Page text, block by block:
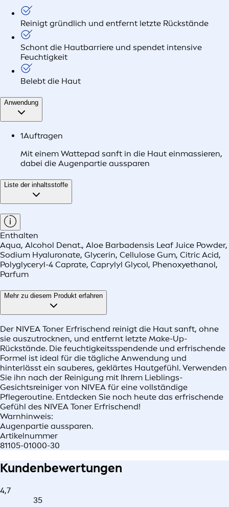
Reinigt gründlich und entfernt letzte Rückstände
Schont die Hautbarriere und spendet intensive
Feuchtigkeit
Belebt die Haut
Anwendung
1Auftragen
Mit einem Wattepad sanft in die Haut einmassieren,
dabei die Augenpartie aussparen
Liste der inhaltsstoffe
Enthalten
Aqua, Alcohol Denat., Aloe Barbadensis Leaf Juice Powder,
Sodium Hyaluronate, Glycerin, Cellulose Gum, Citric Acid,
Polyglyceryl-4 Caprate, Caprylyl Glycol, Phenoxyethanol,
Parfum
Mehr zu diesem Produkt erfahren
Der NIVEA Toner Erfrischend reinigt die Haut sanft, ohne
sie auszutrocknen, und entfernt letzte Make-Up-
Rückstände. Die feuchtigkeitsspendende und erfrischende
Formel ist ideal für die tägliche Anwendung und
hinterlässt ein sauberes, geklärtes Hautgefühl. Verwenden
Sie ihn nach der Reinigung mit Ihrem Lieblings-
Gesichtsreiniger von NIVEA für eine vollständige
Pflegeroutine. Entdecken Sie noch heute das erfrischende
Gefühl des NIVEA Toner Erfrischend!
Warnhinweis:
Augenpartie aussparen.
Artikelnummer
81105-01000-30
Kundenbewertungen
4,7
35